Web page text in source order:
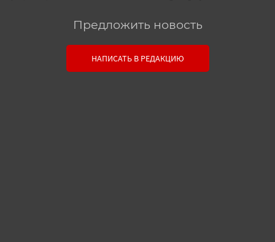
Предложить новость
НАПИСАТЬ В РЕДАКЦИЮ
Связь с редакцией
Оставьте свои настоящие контактные данные,